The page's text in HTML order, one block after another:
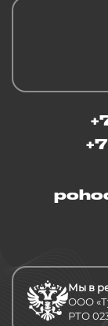
Мы в
ООО
РТО